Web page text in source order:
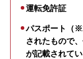
運転免許証
パスポート（
されたもので
が記載されてい